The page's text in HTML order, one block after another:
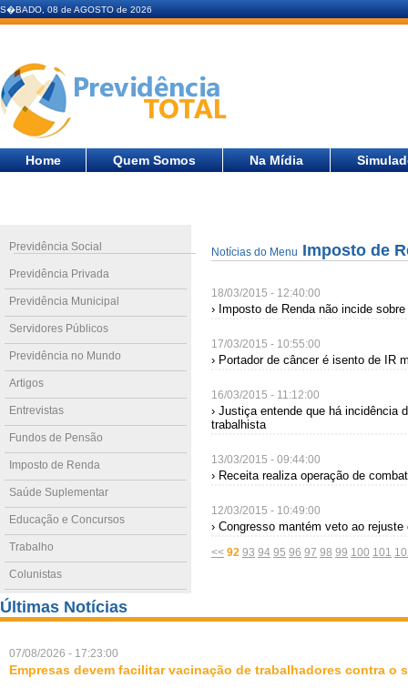
S�BADO, 08 de AGOSTO de 2026
Home Quem Somos Na Mídia
Previdência Social
Previdência Privada
Previdência Municipal
Servidores Públicos
Previdência no Mundo
Artigos
Entrevistas
Fundos de Pensão
Imposto de Renda
Saúde Suplementar
Educação e Concursos
Trabalho
Colunistas
Notícias do Menu Imposto de
18/03/2015 - 12:40:00
› Imposto de Renda não incide
17/03/2015 - 10:55:00
› Portador de câncer é isento de IR
16/03/2015 - 11:12:00
› Justiça entende que há incidência
trabalhista
13/03/2015 - 09:44:00
› Receita realiza operação de
12/03/2015 - 10:49:00
› Congresso mantém veto ao
<< 92 93 94 95 96 97 98 99 100 101
Últimas Notícias
07/08/2026 - 17:23:00
Empresas devem facilitar vacinação de trabalhadores contra o